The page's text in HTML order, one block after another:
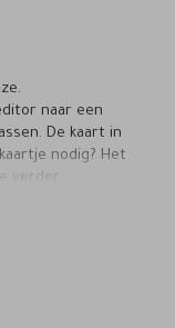
naar een
De kaart in
nodig? Het
verder.